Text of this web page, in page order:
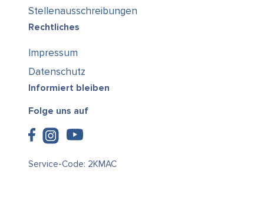
Stellenausschreibungen
Rechtliches
Impressum
Datenschutz
Informiert bleiben
Folge uns auf
Service-Code: 2KMAC